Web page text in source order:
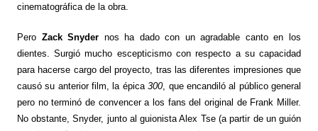
cinematográfica de la obra.
Pero Zack Snyder nos ha dado con un agradable canto en los
dientes. Surgió mucho escepticismo con respecto a su capacidad
para hacerse cargo del proyecto, tras las diferentes impresiones que
causó su anterior film, la épica300, que encandiló al público general
pero no terminó de convencer a los fans del original de Frank Miller.
No obstante, Snyder, junto al guionista Alex Tse (a partir de un guión